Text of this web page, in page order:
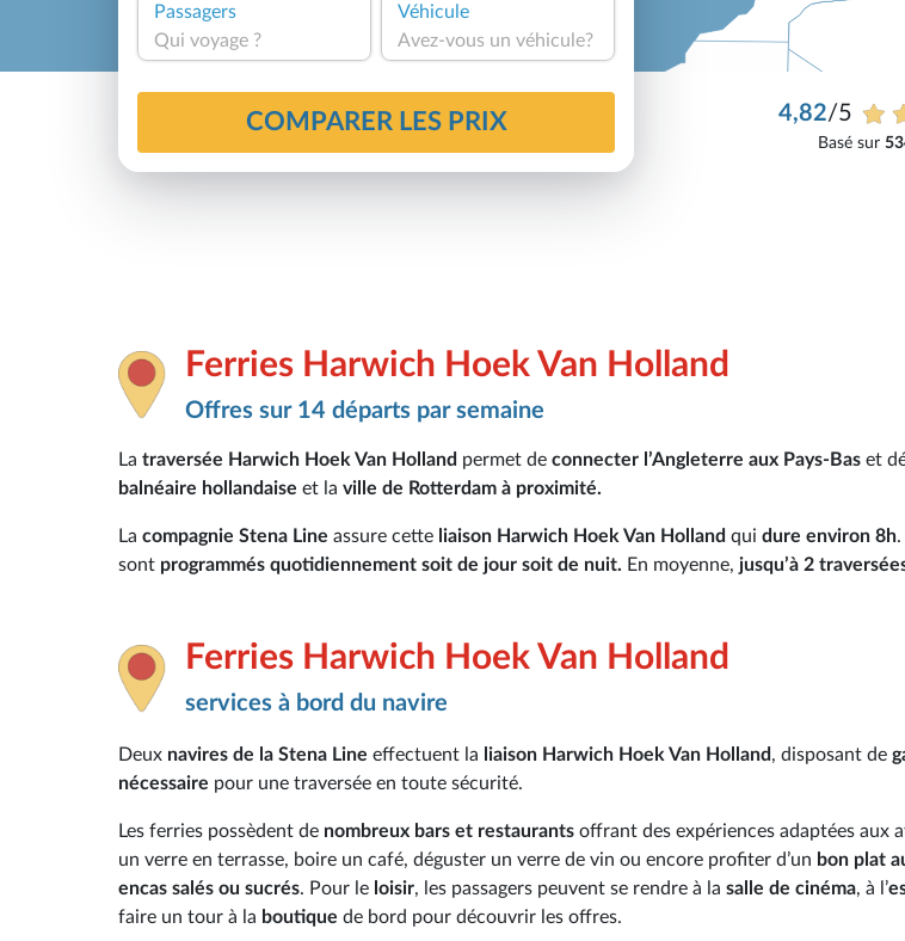
Passagers
Qui voyage ?
Véhicule
Avez-vous un véhicule?
COMPARER LES PRIX 4,82/5
Basé sur
Ferries Harwich Hoek Van Holland
Offres sur 14 départs par semaine
La traversée Harwich Hoek Van Holland permet de connecter l’Angleterre aux Pays-Bas et
balnéaire hollandaise et la ville de Rotterdam à proximité.
La compagnie Stena Line assure cette liaison Harwich Hoek Van Holland qui dure environ 8h
sont programmés quotidiennement soit de jour soit de nuit. En moyenne, jusqu’à 2
Ferries Harwich Hoek Van Holland
services à bord du navire
Deux navires de la Stena Line effectuent la liaison Harwich Hoek Van Holland, disposant de
nécessaire pour une traversée en toute sécurité.
Les ferries possèdent de nombreux bars et restaurants offrant des expériences adaptées aux
un verre en terrasse, boire un café, déguster un verre de vin ou encore profiter d’un bon plat
encas salés ou sucrés. Pour le loisir, les passagers peuvent se rendre à la salle de cinéma, à l’
faire un tour à la boutique de bord pour découvrir les offres.